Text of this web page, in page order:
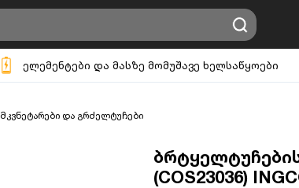
ელემენტები და მასზე მომუშავე ხელსაწყოები
და გრძელტუჩები
(COS23036)